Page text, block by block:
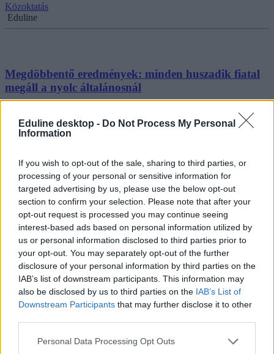
Eduline desktop - Do Not Process My Personal
Information
If you wish to opt-out of the sale, sharing to third parties, or
processing of your personal or sensitive information for
targeted advertising by us, please use the below opt-out
section to confirm your selection. Please note that after your
opt-out request is processed you may continue seeing
interest-based ads based on personal information utilized by
us or personal information disclosed to third parties prior to
your opt-out. You may separately opt-out of the further
disclosure of your personal information by third parties on the
IAB’s list of downstream participants. This information may
also be disclosed by us to third parties on the IAB’s List of
Downstream Participants that may further disclose it to other
Personal Data Processing Opt Outs
Közoktatás
Eduline
Megdöbbentő eredmények: minden huszadik fiatal
megáll a nyolc általánosnál
"Minden huszadik fiatal az általános iskola befejezése után meg sem
próbált továbbtanulni, ráadásul ebben a tekintetben az előző négy
évhez képest kis növekedés is tapasztalható, ez pedig a kötet szerint
Felnőttképzés
Eduline